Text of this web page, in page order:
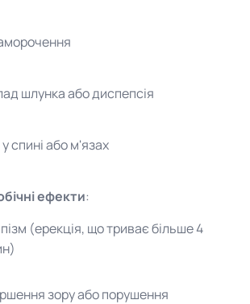
шлунка або диспепсія
у спині або м'язах
ефекти:
(ерекція, що триває більше 4
зору або порушення